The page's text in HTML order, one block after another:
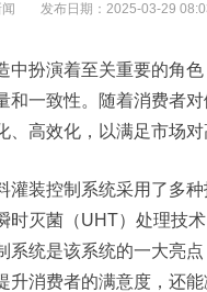
发布日期：2025-03-29
扮演着至关重要的角
和一致性。随着消费者
高效化，以满足市场对
灌装控制系统采用了多
时灭菌（UHT）处理技
系统是该系统的一大亮
消费者的满意度，还